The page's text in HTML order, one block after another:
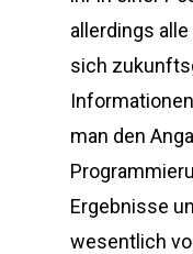
allerdings
sich
man den
Ergebnisse
wesentlich